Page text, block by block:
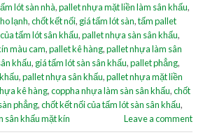
lót sàn nhà,pallet nhựa mặt liền làm sân khấu,
lạnh,chốt kết nối, giá tấm lót sàn,tấm pallet
tấm lót sân khấu,pallet nhựa sàn sân khấu,
màu cam,pallet kê hàng,pallet nhựa làm sân
khấu, giá tấm lót sàn sân khấu,pallet phẳng,
,pallet nhựa sân khấu,pallet nhựa mặt liền
kê hàng,coppha nhựa làm sàn sân khấu,chốt
phẳng,chốt kết nối của tấm lót sàn sân khấu,
sân khấu mặt kín Leave a comment